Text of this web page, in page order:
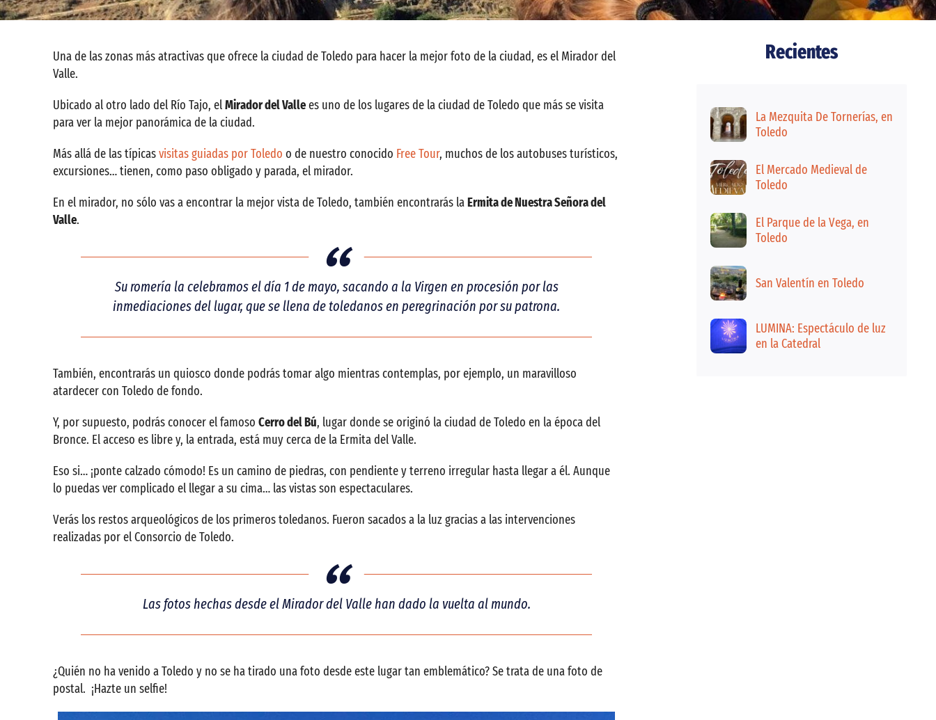
Una de las zonas más atractivas que ofrece la ciudad de Toledo para hacer la mejor foto de la ciudad, es el Mirador del
Valle.
Ubicado al otro lado del Río Tajo, elMirador del Vallees uno de los lugares de la ciudad de Toledo que más se visita
para ver la mejor panorámica de la ciudad.
Más allá de las típicasvisitas guiadas por Toledo o de nuestro conocido Free Tour, muchos de los autobuses turísticos,
excursiones… tienen, como paso obligado y parada, el mirador.
En el mirador, no sólo vas a encontrar la mejor vista de Toledo, también encontrarás laErmita de Nuestra Señora del
Valle.
Su romería la celebramos el día 1 de mayo, sacando a la Virgen en procesión por las
inmediaciones del lugar, que se llena de toledanos en peregrinación por su patrona.
También, encontrarás un quiosco donde podrás tomar algo mientras contemplas, por ejemplo, un maravilloso
atardecer con Toledo de fondo.
Y, por supuesto, podrás conocer el famoso Cerro del Bú, lugar donde se originó la ciudad de Toledo en la época del
Bronce. El acceso es libre y, la entrada, está muy cerca de la Ermita del Valle.
Eso si… ¡ponte calzado cómodo! Es un camino de piedras, con pendiente y terreno irregular hasta llegar a él. Aunque
lo puedas ver complicado el llegar a su cima… las vistas son espectaculares.
Verás los restos arqueológicos de los primeros toledanos. Fueron sacados a la luz gracias a las intervenciones
realizadas por el Consorcio de Toledo.
Las fotos hechas desde el Mirador del Valle han dado la vuelta al mundo.
¿Quién no ha venido a Toledo y no se ha tirado una foto desde este lugar tan emblemático? Se trata de una foto de
postal. ¡Hazte un selfie!
Recientes
La Mezquita De Tornerías, en
Toledo
El Mercado Medieval de
Toledo
El Parque de la Vega, en
Toledo
San Valentín en Toledo
LUMINA: Espectáculo de luz
en la Catedral